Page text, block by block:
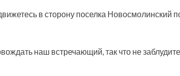
в сторону поселка Новосмолинский
наш встречающий, так что не